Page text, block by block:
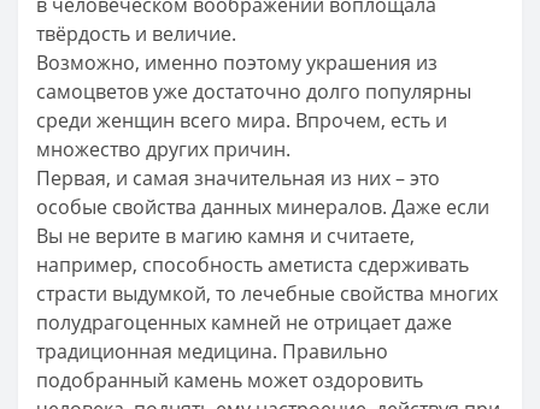
твёрдость и величие.
Возможно, именно поэтому украшения из
самоцветов уже достаточно долго популярны
среди женщин всего мира. Впрочем, есть и
множество других причин.
Первая, и самая значительная из них – это
особые свойства данных минералов. Даже если
Вы не верите в магию камня и считаете,
например, способность аметиста сдерживать
страсти выдумкой, то лечебные свойства многих
полудрагоценных камней не отрицает даже
традиционная медицина. Правильно
подобранный камень может оздоровить